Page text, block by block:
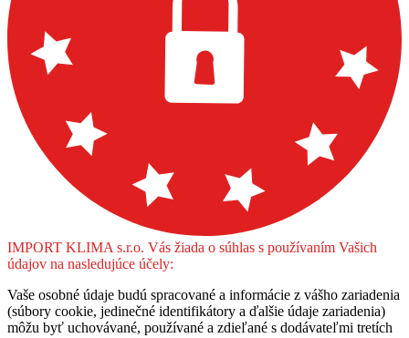
IMPORT KLIMA s.r.o. Vás žiada o súhlas s používaním Vašich
údajov na nasledujúce účely:
Vaše osobné údaje budú spracované a informácie z vášho zariadenia
(súbory cookie, jedinečné identifikátory a ďalšie údaje zariadenia)
môžu byť uchovávané, používané a zdieľané s dodávateľmi tretích